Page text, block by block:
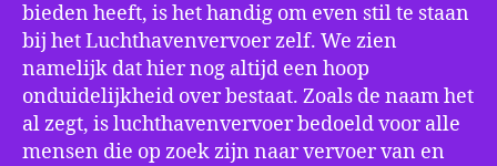
bieden heeft, is het handig om even stil te staan
bij het Luchthavenvervoer zelf. We zien
namelijk dat hier nog altijd een hoop
onduidelijkheid over bestaat. Zoals de naam het
al zegt, is luchthavenvervoer bedoeld voor alle
mensen die op zoek zijn naar vervoer van en